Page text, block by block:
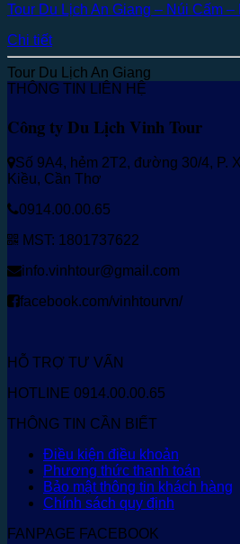
Tour Du Lịch An Giang – Núi Cấm –
Chi tiết
Tour Du Lịch An Giang
THÔNG TIN LIÊN HỆ
Công ty Du Lịch Vinh Tour
Số 9A4, hẻm 2T2, đường 30/4, P.
Kiều, Cần Thơ
0914.00.00.65
MST: 1801737622
info.vinhtour@gmail.com
facebook.com/vinhtourvn/
HỖ TRỢ TƯ VẤN
HOTLINE 0914.00.00.65
THÔNG TIN CẦN BIẾT
Điều kiện điều khoản
Phương thức thanh toán
Bảo mật thông tin khách hàng
Chính sách quy định
FANPAGE FACEBOOK